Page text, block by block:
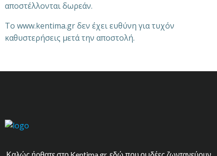
αποστέλλονται δωρεάν.
Το www.kentima.gr δεν έχει ευθύνη για τυχόν
καθυστερήσεις μετά την αποστολή.